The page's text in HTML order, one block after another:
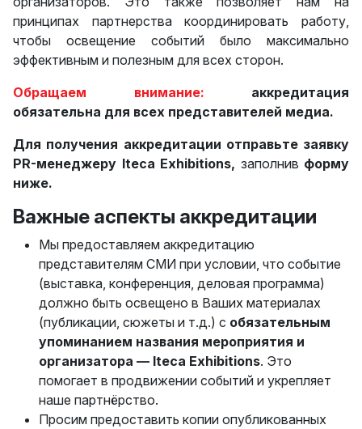
принципах партнерства координировать работу,
чтобы освещение событий было максимально
эффективным и полезным для всех сторон.
Обращаем внимание:
аккредитация
обязательна для всех представителей медиа.
Для получения аккредитации отправьте заявку
PR-менеджеру Iteca Exhibitions, заполнив форму
ниже.
Важные аспекты аккредитации
Мы предоставляем аккредитацию
представителям СМИ при условии, что событие
(выставка, конференция, деловая программа)
должно быть освещено в Ваших материалах
(публикации, сюжеты и т.д.) с обязательным
упоминанием названия мероприятия и
организатора — Iteca Exhibitions. Это
помогает в продвижении событий и укрепляет
наше партнёрство.
Просим предоставить копии опубликованных